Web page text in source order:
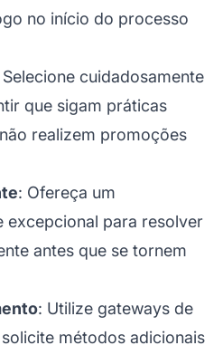
no início do processo
Selecione cuidadosamente
que sigam práticas
realizem promoções
: Ofereça um
excepcional para resolver
antes que se tornem
: Utilize gateways de
métodos adicionais